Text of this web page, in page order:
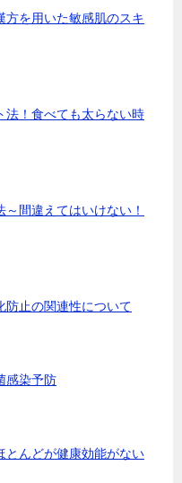
方を用いた敏感肌のスキ
法！食べても太らない時
間違えてはいけない！
防止の関連性について
感染予防
とんどが健康効能がない